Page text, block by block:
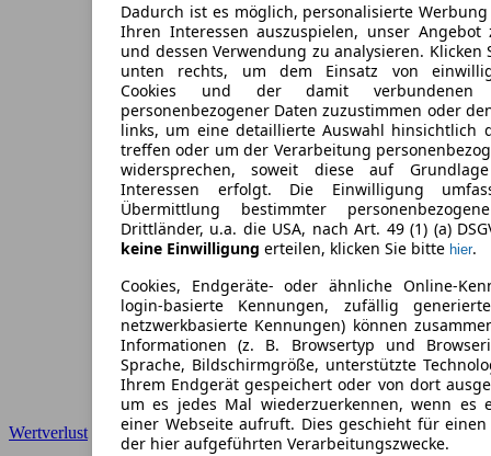
Wertverlust
Dadurch ist es möglich, personalisierte
Ihren Interessen auszuspielen, unser Angebot
und dessen Verwendung zu analysieren. Klicken
unten rechts, um dem Einsatz von
Cookies und der damit verbundenen
personenbezogener Daten zuzustimmen oder
links, um eine detaillierte Auswahl hinsichtlich
treffen oder um der Verarbeitung
widersprechen, soweit diese auf
Interessen erfolgt. Die Einwilligung
Übermittlung bestimmter
Drittländer, u.a. die USA, nach Art. 49 (1) (a)
keine Einwilligung erteilen, klicken Sie bitte hier.
Cookies, Endgeräte- oder ähnliche Online-
login-basierte Kennungen, zufällig
netzwerkbasierte Kennungen) können
Informationen (z. B. Browsertyp und
Sprache, Bildschirmgröße, unterstützte
Ihrem Endgerät gespeichert oder von dort
um es jedes Mal wiederzuerkennen, wenn es
einer Webseite aufruft. Dies geschieht für
der hier aufgeführten Verarbeitungszwecke.